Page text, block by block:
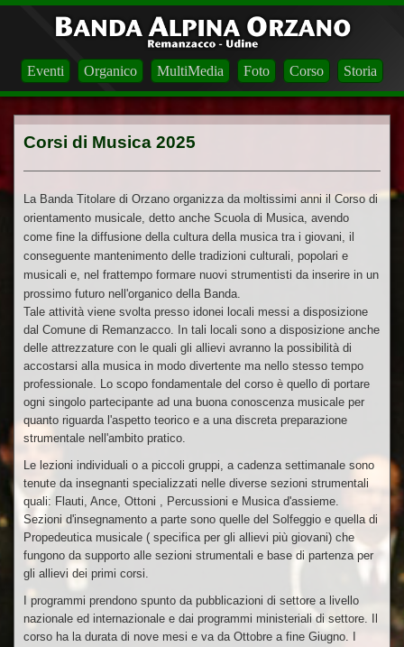
Eventi Organico MultiMedia Foto Corso Storia
Corsi di Musica 2025
La Banda Titolare di Orzano organizza da moltissimi anni il Corso di
orientamento musicale, detto anche Scuola di Musica, avendo
come fine la diffusione della cultura della musica tra i giovani, il
conseguente mantenimento delle tradizioni culturali, popolari e
musicali e, nel frattempo formare nuovi strumentisti da inserire in un
prossimo futuro nell'organico della Banda.
Tale attività viene svolta presso idonei locali messi a disposizione
dal Comune di Remanzacco. In tali locali sono a disposizione anche
delle attrezzature con le quali gli allievi avranno la possibilità di
accostarsi alla musica in modo divertente ma nello stesso tempo
professionale. Lo scopo fondamentale del corso è quello di portare
ogni singolo partecipante ad una buona conoscenza musicale per
quanto riguarda l'aspetto teorico e a una discreta preparazione
strumentale nell'ambito pratico.
Le lezioni individuali o a piccoli gruppi, a cadenza settimanale sono
tenute da insegnanti specializzati nelle diverse sezioni strumentali
quali: Flauti, Ance, Ottoni , Percussioni e Musica d'assieme.
Sezioni d'insegnamento a parte sono quelle del Solfeggio e quella di
Propedeutica musicale ( specifica per gli allievi più giovani) che
fungono da supporto alle sezioni strumentali e base di partenza per
gli allievi dei primi corsi.
I programmi prendono spunto da pubblicazioni di settore a livello
nazionale ed internazionale e dai programmi ministeriali di settore. Il
corso ha la durata di nove mesi e va da Ottobre a fine Giugno. I